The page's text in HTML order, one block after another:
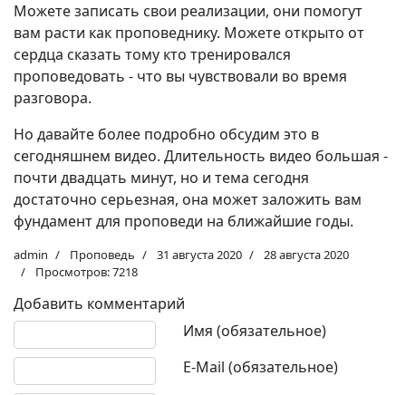
Можете записать свои реализации, они помогут
вам расти как проповеднику. Можете открыто от
сердца сказать тому кто тренировался
проповедовать - что вы чувствовали во время
разговора.
Но давайте более подробно обсудим это в
сегодняшнем видео. Длительность видео большая -
почти двадцать минут, но и тема сегодня
достаточно серьезная, она может заложить вам
фундамент для проповеди на ближайшие годы.
admin Проповедь 31 августа 2020
28 августа 2020
Просмотров: 7218
Добавить комментарий
Имя (обязательное)
E-Mail (обязательное)
Текст комментария